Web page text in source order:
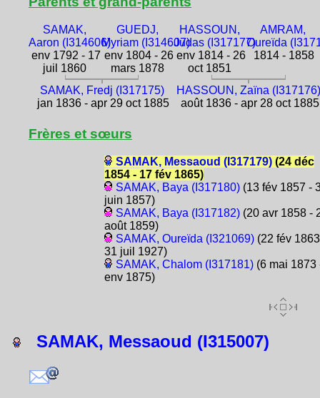
SAMAK,
Aaron (I314606)
env 1792 - 17
juil 1860
GUEDJ,
Myriam (I314607)
env 1804 - 26
mars 1878
HASSOUN,
Judas (I317177)
env 1814 - 26
oct 1851
AMRAM,
Oureïda
1814 - 1858
SAMAK, Fredj (I317175)
jan 1836 - apr 29 oct 1885
HASSOUN, Zaïna (I317176)
août 1836 - apr 28 oct 1885
Frères et sœurs
SAMAK, Messaoud (I317179)(24 déc
1854 - 17 fév 1865)
SAMAK, Baya (I317180)(13 fév 1857 -
juin 1857)
SAMAK, Baya (I317182)(20 avr 1858 -
août 1859)
SAMAK, Oureïda (I321069)(22 fév
31 juil 1927)
SAMAK, Chalom (I317181)(6 mai 1873
env 1875)
SAMAK, Messaoud (I315007)